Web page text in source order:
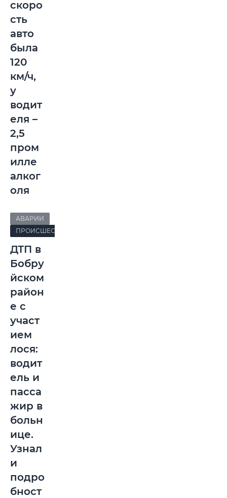
скоро
сть
авто
была
120
км/ч,
у
водит
еля –
2,5
пром
илле
алког
оля
АВАРИИ
ПРОИСШЕСТВИЯ
ДТП в
Бобру
йском
район
е с
участ
ием
лося:
водит
ель и
пасса
жир в
больн
ице.
Узнал
и
подро
бност